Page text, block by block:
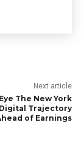
Next article
The New York
Digital Trajectory
of Earnings